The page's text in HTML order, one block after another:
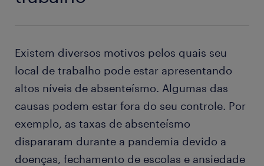
Existem diversos motivos pelos quais seu
local de trabalho pode estar apresentando
altos níveis de absenteísmo. Algumas das
causas podem estar fora do seu controle. Por
exemplo, as taxas de absenteísmo
dispararam durante a pandemia devido a
doenças, fechamento de escolas e ansiedade